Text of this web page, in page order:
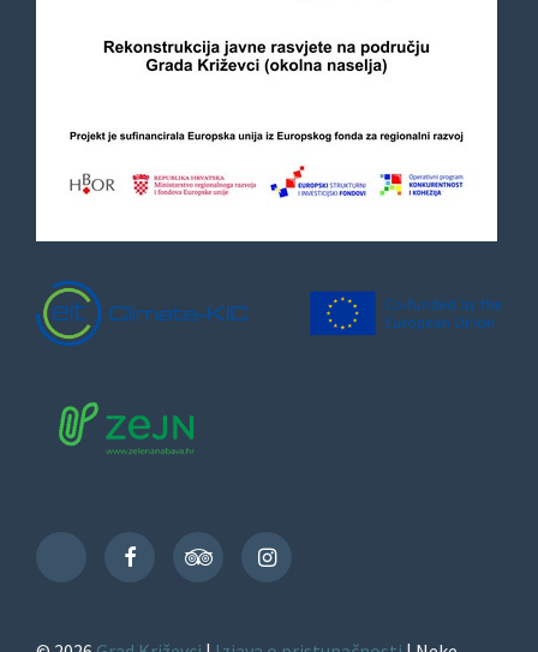
TikTok
FacebookTripAdvisorInstagram